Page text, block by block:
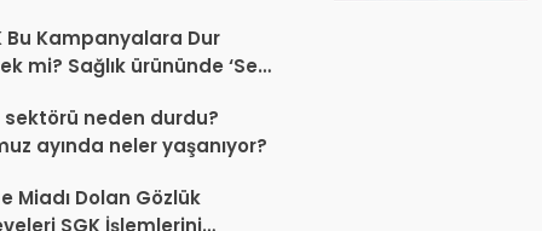
Bu Kampanyalara Dur
mi? Sağlık ürününde ‘Set
neden durdu?
ayında neler yaşanıyor?
Miadı Dolan Gözlük
SGK İşlemlerini